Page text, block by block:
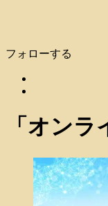
フォローする
「 オンラ